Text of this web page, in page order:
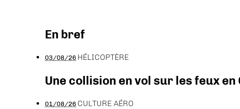
En bref
03/08/26 HÉLICOPTÈRE
Une collision en vol sur les feux
01/08/26 CULTURE AÉRO